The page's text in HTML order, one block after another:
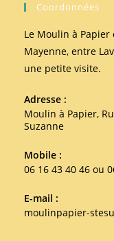
Coordonnées
Le Moulin à Papier
Mayenne, entre
une petite visite.
Adresse :
Moulin à Papier,
Suzanne
Mobile :
06 16 43 40 46 ou
E-mail :
moulinpapier-